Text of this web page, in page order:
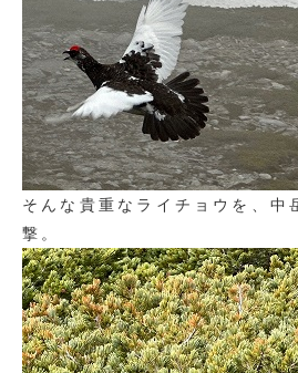
そんな貴重なライチョウを、中
撃。